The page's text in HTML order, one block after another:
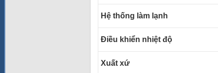
Hệ thống làm lạnh
Điều khiển nhiệt độ
Xuất xứ